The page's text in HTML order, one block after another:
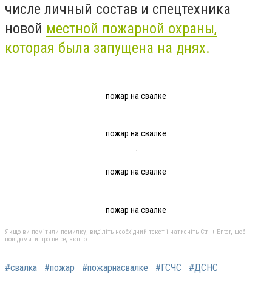
числе личный состав и спецтехника
новой местной пожарной охраны,
которая была запущена на днях.
пожар на свалке
пожар на свалке
пожар на свалке
пожар на свалке
Якщо ви помітили помилку, виділіть необхідний текст і натисніть Ctrl + Enter, щоб
повідомити про це редакцію
#свалка #пожар #пожарнасвалке #ГСЧС #ДСНС